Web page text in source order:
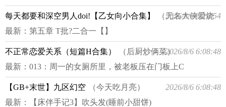
每天都要和深空男人doi!【乙女向小合集】
（无名大侠爱烧
肉）
2026/8/6 6:18:54
最新： 第五章 T批?二合一【】
不正常恋爱关系（短篇H合集） （后厨炒俩菜）2026/8/6 6:08:48
最新： 013：周一的女厕所里，被老板压在门板上C
【GB+末世】九区幻空 （今天吃月亮）
2026/8/6 6:08:48
最新：
【床伴手记3】吹头发(睡前小甜饼)